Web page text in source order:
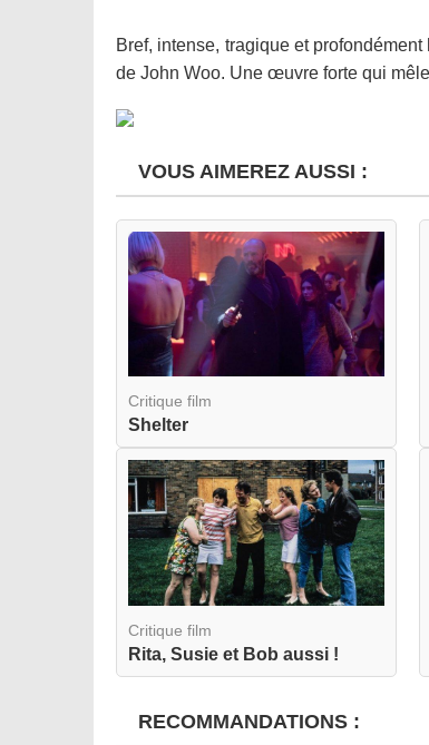
Bref, intense, tragique et
de John Woo. Une œuvre forte qui
VOUS AIMEREZ AUSSI :
Critique film
Shelter
Critique film
Rita, Susie et Bob aussi !
RECOMMANDATIONS :